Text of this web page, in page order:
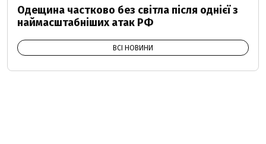
Одещина частково без світла після однієї з
наймасштабніших атак РФ
ВСІ НОВИНИ